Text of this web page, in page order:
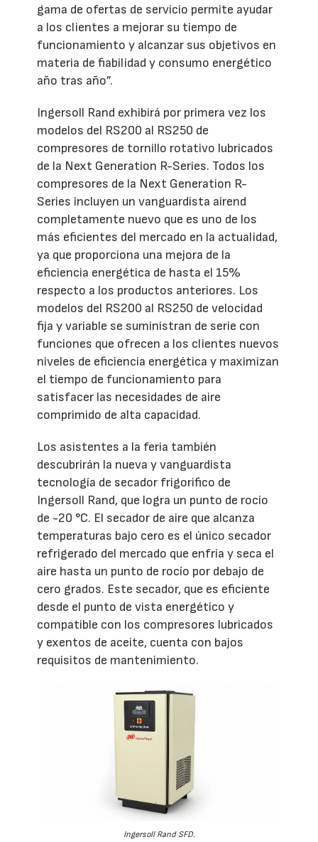
gama de ofertas de servicio permite ayudar
a los clientes a mejorar su tiempo de
funcionamiento y alcanzar sus objetivos en
materia de fiabilidad y consumo energético
año tras año”.
Ingersoll Rand exhibirá por primera vez los
modelos del RS200 al RS250 de
compresores de tornillo rotativo lubricados
de la Next Generation R-Series. Todos los
compresores de la Next Generation R-
Series incluyen un vanguardista airend
completamente nuevo que es uno de los
más eficientes del mercado en la actualidad,
ya que proporciona una mejora de la
eficiencia energética de hasta el 15%
respecto a los productos anteriores. Los
modelos del RS200 al RS250 de velocidad
fija y variable se suministran de serie con
funciones que ofrecen a los clientes nuevos
niveles de eficiencia energética y maximizan
el tiempo de funcionamiento para
satisfacer las necesidades de aire
comprimido de alta capacidad.
Los asistentes a la feria también
descubrirán la nueva y vanguardista
tecnología de secador frigorifico de
Ingersoll Rand, que logra un punto de rocío
de -20 °C. El secador de aire que alcanza
temperaturas bajo cero es el único secador
refrigerado del mercado que enfría y seca el
aire hasta un punto de rocío por debajo de
cero grados. Este secador, que es eficiente
desde el punto de vista energético y
compatible con los compresores lubricados
y exentos de aceite, cuenta con bajos
requisitos de mantenimiento.
Ingersoll Rand SFD.